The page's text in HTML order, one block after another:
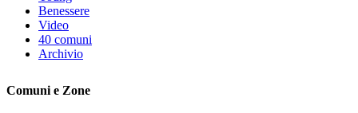
Benessere
Video
40 comuni
Archivio
Comuni e Zone